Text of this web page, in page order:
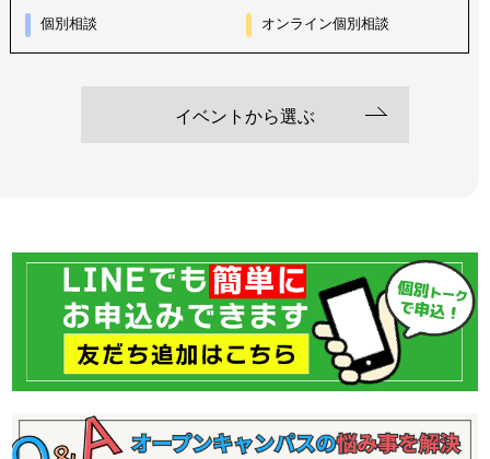
個別相談 オンライン個別相談
イベントから選ぶ